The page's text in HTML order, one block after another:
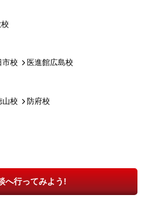
へ行ってみよう!
市校 医進館広島校
山校 防府校